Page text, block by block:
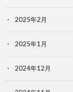
2025年2月
2025年1月
2024年12月